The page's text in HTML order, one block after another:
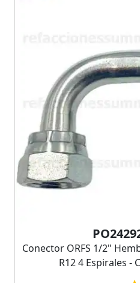
Conector ORFS 1/2"
R12 4 Espirales -